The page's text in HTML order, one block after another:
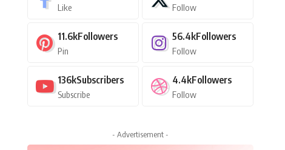
Like Follow
11.6kFollowers
Pin
56.4kFollowers
Follow
136kSubscribers
Subscribe
4.4kFollowers
Follow
- Advertisement -